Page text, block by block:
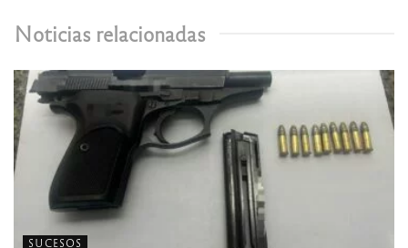
Noticias relacionadas
SUCESOS